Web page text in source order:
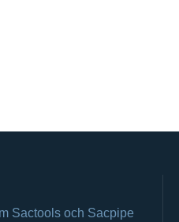
Sactools och Sacpipe